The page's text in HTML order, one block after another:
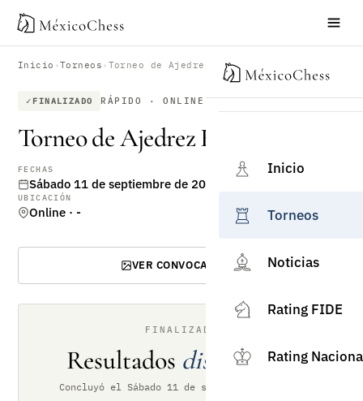
Inicio
Torneos
Noticias
Rating FIDE
Rating
Inicio ›Torneos › Torneo de Ajedrez Rápido Online
FINALIZADO RÁPIDO · ONLINE
Torneo de Ajedrez Rápido Online
FECHAS
Sábado 11 de septiembre de 2021
UBICACIÓN
Online · -
VER CONVOCATORIA
FINALIZADO
Resultados disponibles
Concluyó el Sábado 11 de septiembre de 2021